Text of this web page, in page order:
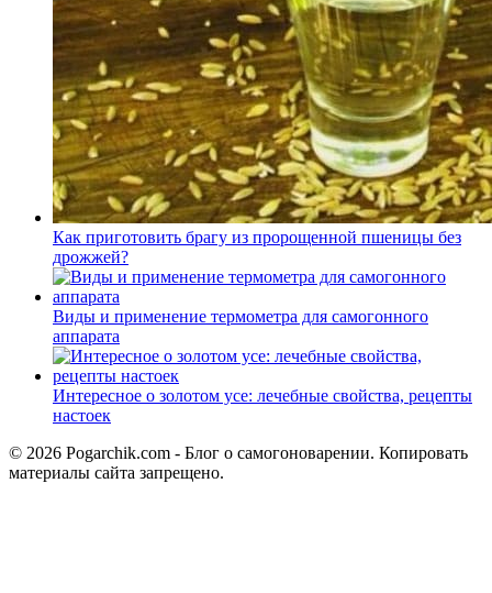
Как приготовить брагу из пророщенной пшеницы без
дрожжей?
Виды и применение термометра для самогонного
аппарата
Интересное о золотом усе: лечебные свойства, рецепты
настоек
© 2026 Pogarchik.com - Блог о самогоноварении. Копировать
материалы сайта запрещено.